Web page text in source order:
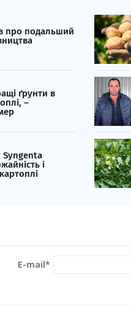
про подальший
ґрунти в
–
Syngenta
і
E-mail*